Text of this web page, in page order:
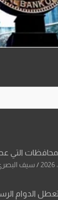
التي
سيف
الدوام